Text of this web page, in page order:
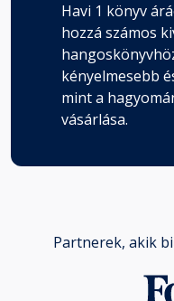
Havi 1 könyv
hozzá számos
kényelmesebb
mint a
vásárlása.
Partnerek, akik